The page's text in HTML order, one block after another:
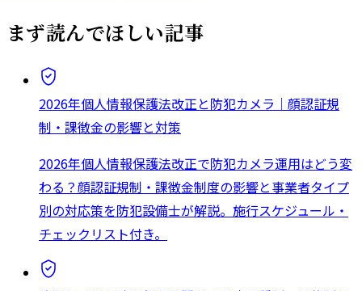
まず読んでほしい記事
2026年個人情報保護法改正と防犯カメラ｜顔認証規
制・課徴金の影響と対策
2026年個人情報保護法改正で防犯カメラ運用はどう変
わる？顔認証規制・課徴金制度の影響と事業者タイプ
別の対応策を防犯設備士が解説。施行スケジュール・
チェックリスト付き。